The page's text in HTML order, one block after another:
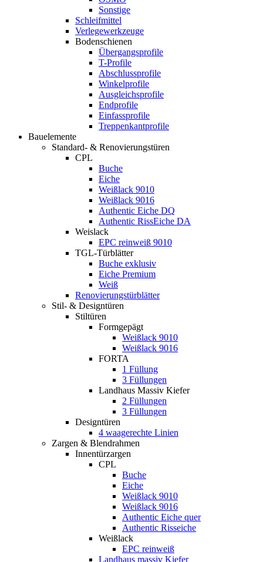
Sonstige
Schleifmittel
Verlegewerkzeuge
Bodenschienen
Übergangsprofile
T-Profile
Abschlussprofile
Winkelprofile
Ausgleichsprofile
Endprofile
Einfassprofile
Treppenkantprofile
Bauelemente
Standard- & Renovierungstüren
CPL
Buche
Eiche
Weißlack 9010
Weißlack 9016
Authentic Eiche DQ
Authentic RissEiche DA
Weislack
EPC reinweiß 9010
TGL-Türblätter
Buche exklusiv
Eiche Premium
Weiß
Renovierungstürblätter
Stil- & Designtüren
Stiltüren
Formgepägt
Weißlack 9010
Weißlack 9016
FORTA
1 Füllung
3 Füllungen
Landhaus Massiv Kiefer
2 Füllungen
3 Füllungen
Designtüren
4 waagerechte Linien
Zargen & Blendrahmen
Innentürzargen
CPL
Buche
Eiche
Weißlack 9010
Weißlack 9016
Authentic Eiche quer
Authentic Risseiche
Weißlack
EPC reinweiß
Landhaus massiv Kiefer